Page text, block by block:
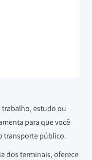
trabalho, estudo ou
para que você
transporte público.
dos terminais, oferece